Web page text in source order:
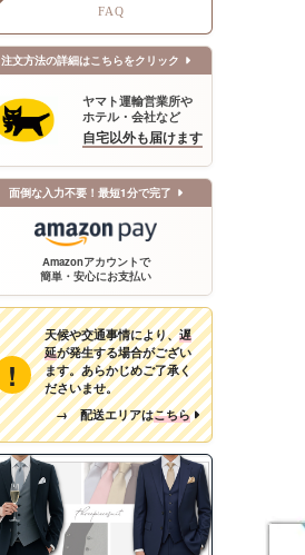
FAQ
注文方法の詳細はこちらをクリック
ヤマト運輸営業所や
ホテル・会社など
自宅以外も届けます
面倒な入力不要！最短1分で完了
Amazonアカウントで
簡単・安心にお支払い
!
天候や交通事情により、遅
延が発生する場合がござい
ます。あらかじめご了承く
ださいませ。
→ 配送エリアはこちら